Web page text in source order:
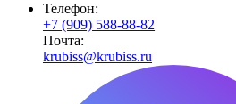
Телефон:
+7 (909) 588-88-82
Почта:
krubiss@krubiss.ru